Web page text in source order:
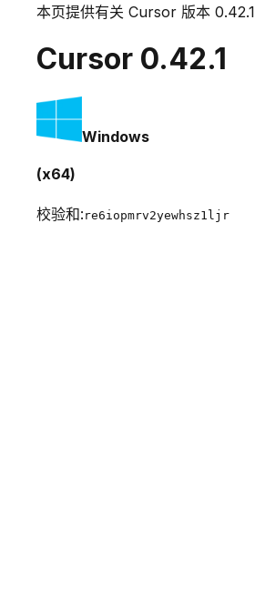
本页提供有关 Cursor 版本 0.42.1
Cursor 0.42.1
Windows
(x64)
校验和: re6iopmrv2yewhsz1ljr